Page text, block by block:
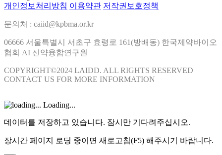
개인정보처리방침 이용약관 저작권보호정책
문의처 : caiid@kpbma.or.kr
06666 서울특별시 서초구 효령로 161(방배동) 한국제약바이오
협회 AI 신약융합연구원
COPYRIGHT©2024 LAIDD. ALL RIGHTS RESERVED
CONTACT US FOR MORE INFORMATION
Loading...
데이터를 저장하고 있습니다. 잠시만 기다려주십시오.
장시간 페이지 로딩 중이면 새로고침(F5) 해주시기 바랍니다.